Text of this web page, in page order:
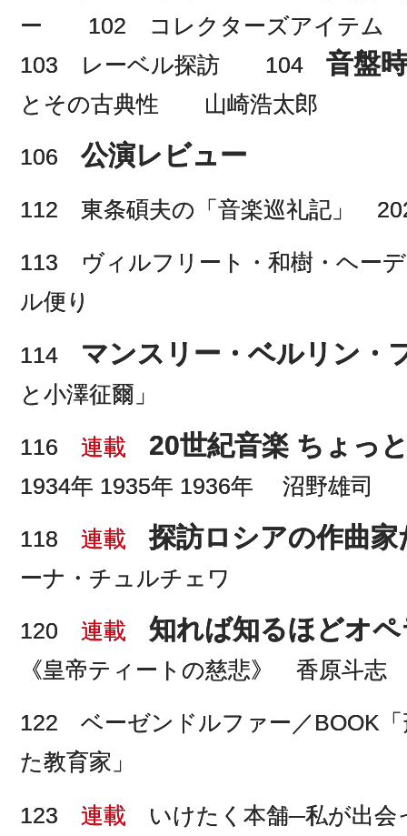
ー 102 コレクターズアイテム
103 レーベル探訪 104 音盤
とその古典性 山崎浩太郎
106公演レビュー
112 東条碩夫の「音楽巡礼記」
113 ヴィルフリート・和樹・ヘー
ル便り
114 マンスリー・ベルリン・
と小澤征爾」
116 連載 20世紀音楽 ちょっ
1934年 1935年 1936年 沼野雄司
118 連載 探訪ロシアの作曲家
ーナ・チュルチェワ
120 連載 知れば知るほどオ
《皇帝ティートの慈悲》 香原斗志
122 ベーゼンドルファー／BOOK
た教育家」
123 連載 いけたく本舗─私が出